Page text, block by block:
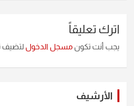
اترك تعليقاً
يجب أنت تكون مسجل الدخول لتضيف
الأرشيف